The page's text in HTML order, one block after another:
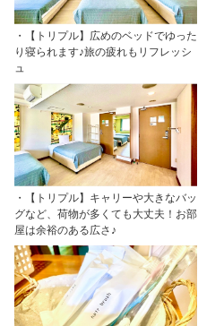
・【トリプル】広めのベッドでゆった
り寝られます♪旅の疲れもリフレッシ
ュ
・【トリプル】キャリーや大きなバッ
グなど、荷物が多くても大丈夫！お部
屋は余裕のある広さ♪